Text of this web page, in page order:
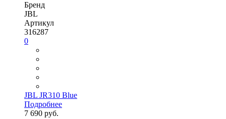
Бренд
JBL
Артикул
316287
0
JBL JR310 Blue
Подробнее
7 690 руб.